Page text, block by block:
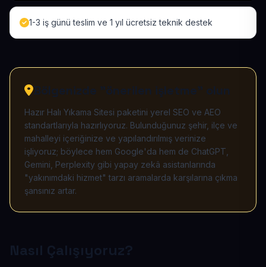
1-3 iş günü teslim ve 1 yıl ücretsiz teknik destek
Bölgenizde "önerilen işletme" olun
Hazır Halı Yıkama Sitesi paketini yerel SEO ve AEO
standartlarıyla hazırlıyoruz. Bulunduğunuz şehir, ilçe ve
mahalleyi içeriğinize ve yapılandırılmış verinize
işliyoruz; böylece hem Google'da hem de ChatGPT,
Gemini, Perplexity gibi yapay zekâ asistanlarında
"yakınımdaki hizmet" tarzı aramalarda karşılarına çıkma
şansınız artar.
Nasıl Çalışıyoruz?